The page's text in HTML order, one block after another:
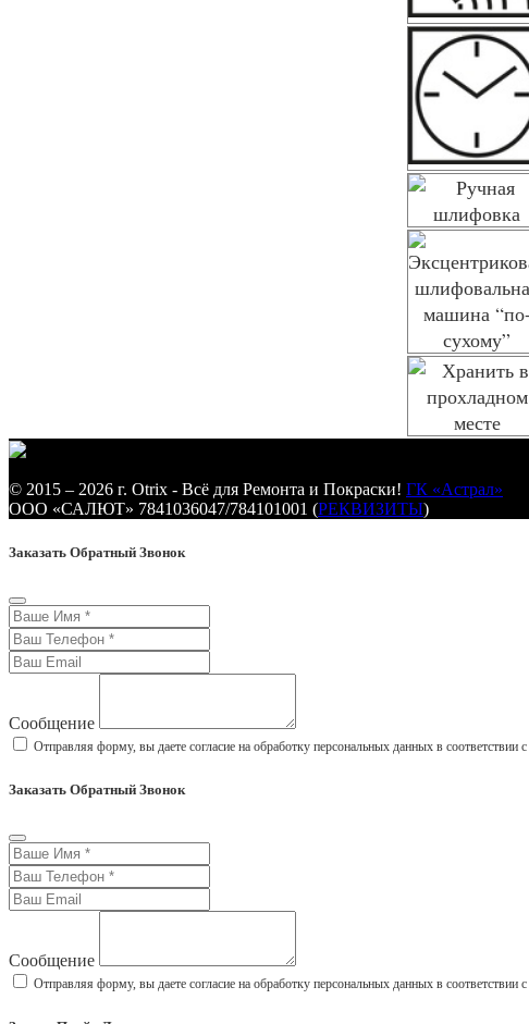
© 2015 – 2026 г. Otrix - Всё для Ремонта и Покраски! ГК «Астрал»
ООО «САЛЮТ» 7841036047/784101001 (РЕКВИЗИТЫ)
Заказать Обратный Звонок
Сообщение
Отправляя форму, вы даете согласие на обработку персональных данных в соответствии с
Заказать Обратный Звонок
Сообщение
Отправляя форму, вы даете согласие на обработку персональных данных в соответствии с